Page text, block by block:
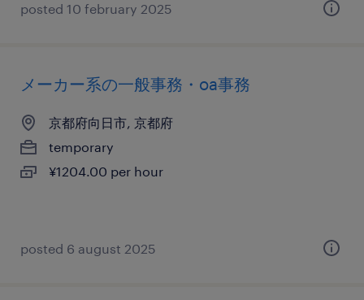
posted 10 february 2025
メーカー系の一般事務・oa事務
京都府向日市, 京都府
temporary
¥1204.00 per hour
posted 6 august 2025